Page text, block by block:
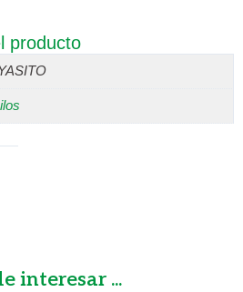
producto
interesar ...